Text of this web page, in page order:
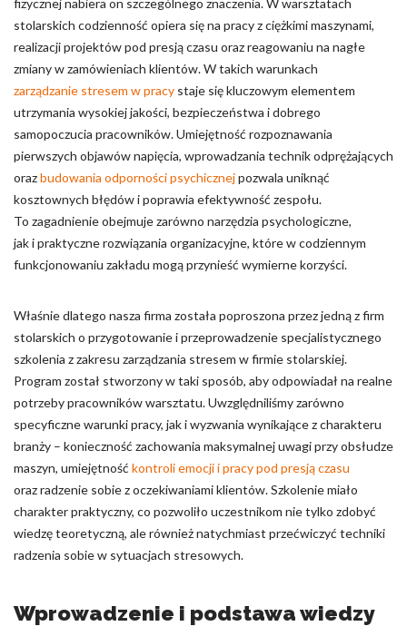
fizycznej nabiera on szczególnego znaczenia. W warsztatach
stolarskich codzienność opiera się na pracy z ciężkimi maszynami,
realizacji projektów pod presją czasu oraz reagowaniu na nagłe
zmiany w zamówieniach klientów. W takich warunkach
zarządzanie stresem w pracy staje się kluczowym elementem
utrzymania wysokiej jakości, bezpieczeństwa i dobrego
samopoczucia pracowników. Umiejętność rozpoznawania
pierwszych objawów napięcia, wprowadzania technik odprężających
orazbudowania odporności psychicznejpozwala uniknąć
kosztownych błędów i poprawia efektywność zespołu.
To zagadnienie obejmuje zarówno narzędzia psychologiczne,
jak i praktyczne rozwiązania organizacyjne, które w codziennym
funkcjonowaniu zakładu mogą przynieść wymierne korzyści.
Właśnie dlatego nasza firma została poproszona przez jedną z firm
stolarskich o przygotowanie i przeprowadzenie specjalistycznego
szkolenia z zakresu zarządzania stresem w firmie stolarskiej.
Program został stworzony w taki sposób, aby odpowiadał na realne
potrzeby pracowników warsztatu. Uwzględniliśmy zarówno
specyficzne warunki pracy, jak i wyzwania wynikające z charakteru
branży – konieczność zachowania maksymalnej uwagi przy obsłudze
maszyn, umiejętność kontroli emocji i pracy pod presją czasu
oraz radzenie sobie z oczekiwaniami klientów. Szkolenie miało
charakter praktyczny, co pozwoliło uczestnikom nie tylko zdobyć
wiedzę teoretyczną, ale również natychmiast przećwiczyć techniki
radzenia sobie w sytuacjach stresowych.
Wprowadzenie i podstawa wiedzy
Nieklasyfikowane pliki cookie, to pliki, które są w procesie
klasyfikowania, wraz z dostawcami poszczególnych ciasteczek.
Odrzuć
Zapisz moje preferencje
Akceptuj wszystko